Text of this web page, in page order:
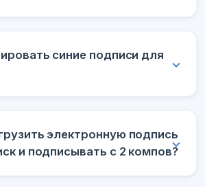
синие подписи для
электронную подпись
и подписывать с 2 компов?